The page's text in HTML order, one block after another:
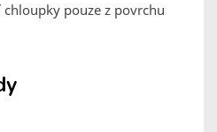
pouze z povrchu